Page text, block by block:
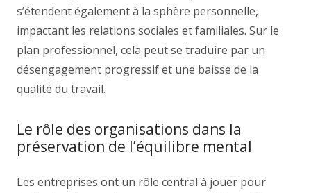
s’étendent également à la sphère personnelle,
impactant les relations sociales et familiales. Sur le
plan professionnel, cela peut se traduire par un
désengagement progressif et une baisse de la
qualité du travail.
Le rôle des organisations dans la
préservation de l’équilibre mental
Les entreprises ont un rôle central à jouer pour